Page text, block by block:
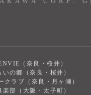
（奈良・桜井）
の郷（奈良・桜井）
ラブ（奈良・月ヶ瀬）
部（大阪・太子町）